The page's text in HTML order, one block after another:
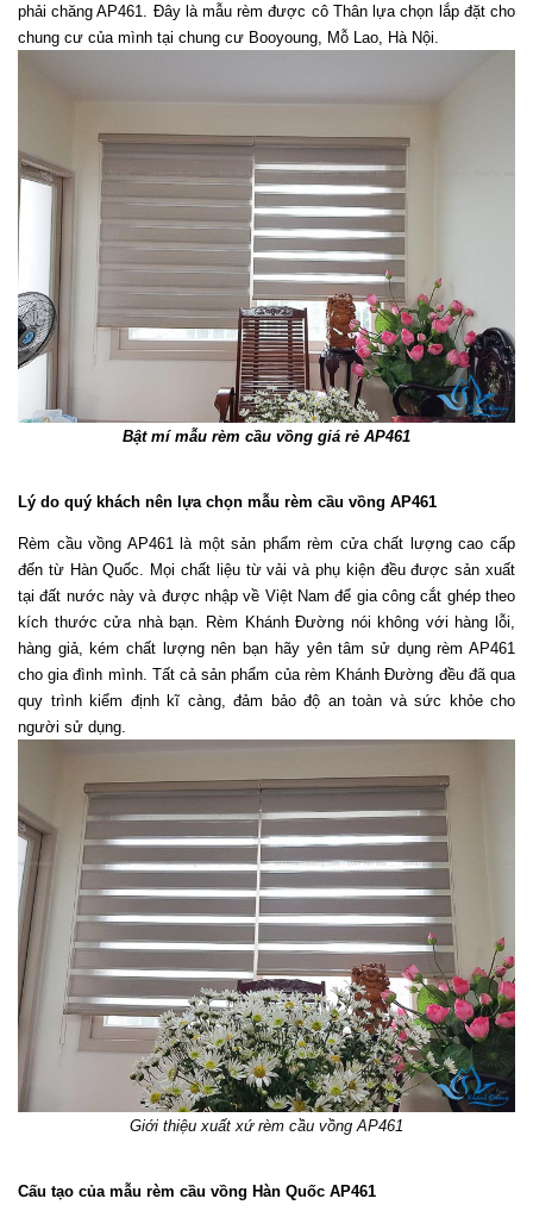
phải chăng AP461. Đây là mẫu rèm được cô Thân lựa chọn lắp đặt cho
chung cư của mình tại chung cư Booyoung, Mỗ Lao, Hà Nội.
Bật mí mẫu rèm cầu vồng giá rẻ AP461
Lý do quý khách nên lựa chọn mẫu rèm cầu vồng AP461
Rèm cầu vồng AP461 là một sản phẩm rèm cửa chất lượng cao cấp
đến từ Hàn Quốc. Mọi chất liệu từ vải và phụ kiện đều được sản xuất
tại đất nước này và được nhập về Việt Nam để gia công cắt ghép theo
kích thước cửa nhà bạn. Rèm Khánh Đường nói không với hàng lỗi,
hàng giả, kém chất lượng nên bạn hãy yên tâm sử dụng rèm AP461
cho gia đình mình. Tất cả sản phẩm của rèm Khánh Đường đều đã qua
quy trình kiểm định kĩ càng, đảm bảo độ an toàn và sức khỏe cho
người sử dụng.
Giới thiệu xuất xứ rèm cầu vồng AP461
Cấu tạo của mẫu rèm cầu vồng Hàn Quốc AP461